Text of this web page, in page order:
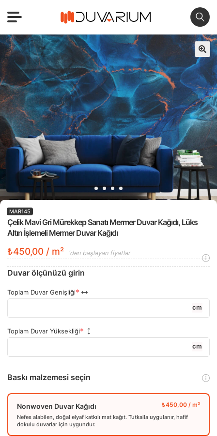
🔍
Çelik Mavi Gri Mürekkep Sanatı Mermer Duvar Kağıdı, Lüks
Altın İşlemeli Mermer Duvar Kağıdı
MAR145
₺450,00 / m² 'den başlayan fiyatlar
Duvar ölçünüzü girin
Toplam Duvar Genişliği
cm
Toplam Duvar Yüksekliği
cm
Baskı malzemesi seçin
Nonwoven Duvar Kağıdı
Nefes alabilen, doğal elyaf katkılı mat kağıt. Tutkalla uygulanır, hafif
dokulu duvarlar için uygundur.